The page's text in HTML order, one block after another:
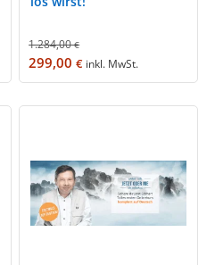
1.284,00€
299,00€ inkl. MwSt.